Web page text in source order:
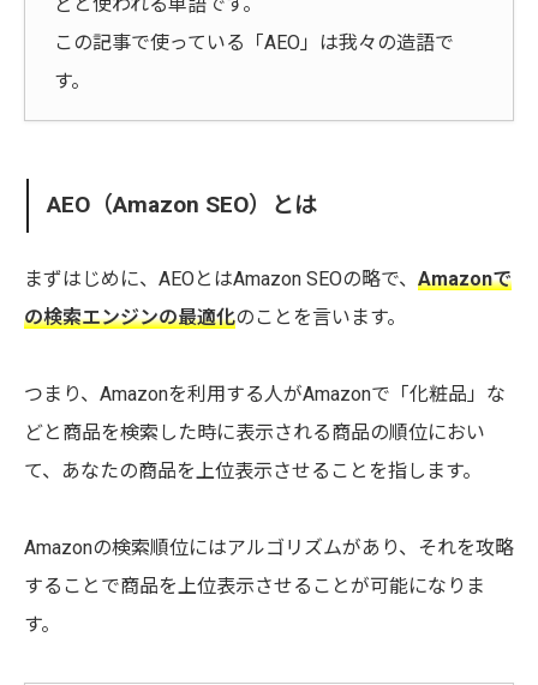
この記事で使っている「AEO」は我々の造語で
す。
AEO（Amazon SEO）とは
まずはじめに、AEOとはAmazon SEOの略で、 Amazonで
の検索エンジンの最適化のことを言います。
つまり、Amazonを利用する人がAmazonで「化粧品」な
どと商品を検索した時に表示される商品の順位におい
て、あなたの商品を上位表示させることを指します。
Amazonの検索順位にはアルゴリズムがあり、それを攻略
することで商品を上位表示させることが可能になりま
す。